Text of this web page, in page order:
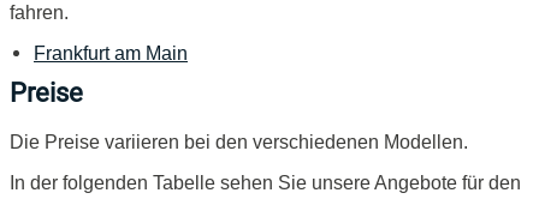
fahren.
Frankfurt am Main
Preise
Die Preise variieren bei den verschiedenen Modellen.
In der folgenden Tabelle sehen Sie unsere Angebote für den